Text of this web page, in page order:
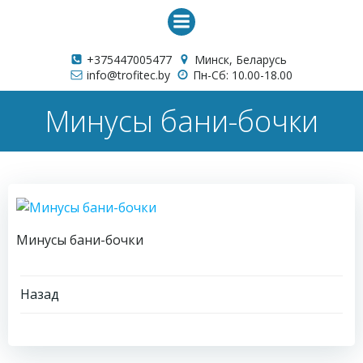
Перейти
к
+375447005477
Минск, Беларусь
info@trofitec.by
Пн-Сб: 10.00-18.00
Минусы бани-бочки
Минусы бани-бочки
Навигация
по
Назад